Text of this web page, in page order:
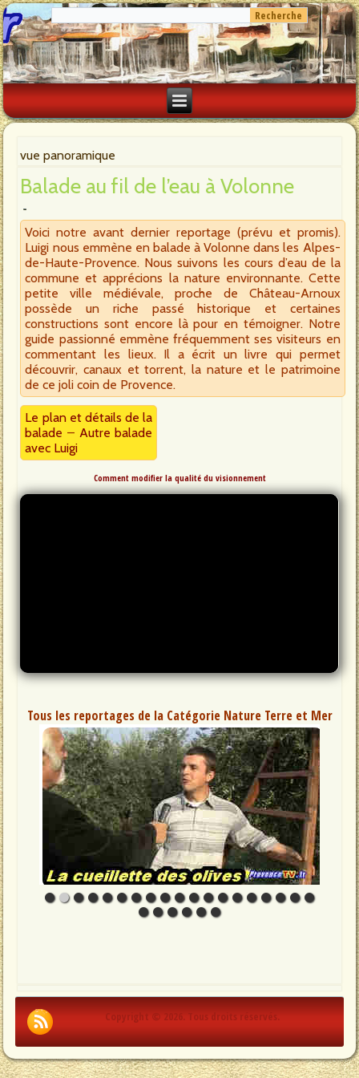
vue panoramique
Balade au fil de l’eau à Volonne
Voici notre avant dernier reportage (prévu et promis).
Luigi nous emmène en balade à Volonne dans les Alpes-
de-Haute-Provence. Nous suivons les cours d’eau de la
commune et apprécions la nature environnante. Cette
petite ville médiévale, proche de Château-Arnoux
possède un riche passé historique et certaines
constructions sont encore là pour en témoigner. Notre
guide passionné emmène fréquemment ses visiteurs en
commentant les lieux. Il a écrit un livre qui permet
découvrir, canaux et torrent, la nature et le patrimoine
de ce joli coin de Provence.
Le plan et détails de la
balade – Autre balade
avec Luigi
Comment modifier la qualité du visionnement
Tous les reportages de la Catégorie Nature Terre et Mer
Copyright © 2026. Tous droits réservés.
.